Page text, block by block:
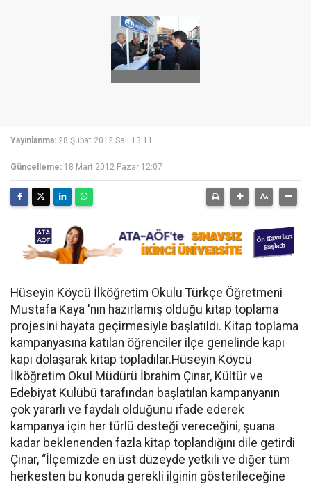
Yayınlanma: 28 Şubat 2012 Salı 13:11
Güncelleme: 18 Mart 2012 Pazar 12:07
Hüseyin Köycü İlköğretim Okulu Türkçe Öğretmeni
Mustafa Kaya 'nın hazırlamış olduğu kitap toplama
projesini hayata geçirmesiyle başlatıldı. Kitap toplama
kampanyasına katılan öğrenciler ilçe genelinde kapı
kapı dolaşarak kitap topladılar.Hüseyin Köycü
İlköğretim Okul Müdürü İbrahim Çınar, Kültür ve
Edebiyat Kulübü tarafından başlatılan kampanyanın
çok yararlı ve faydalı olduğunu ifade ederek
kampanya için her türlü desteği vereceğini, şuana
kadar beklenenden fazla kitap toplandığını dile getirdi
Çınar, “İlçemizde en üst düzeyde yetkili ve diğer tüm
herkesten bu konuda gerekli ilginin gösterileceğine